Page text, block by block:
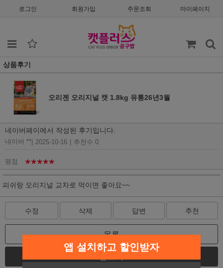
로그인 회원가입 주문조회 마이페이지
상품후기
오리젠 오리지널 캣 1.8kg 유통26년3월
네이버페이에서 작성된 후기입니다.
네이버 ** 2025-10-16 추천수 0
평점 ★★★★★
피쉬랑 오리지널 교차로 먹이면 좋아요~~
수정 삭제 답변 추천
목록
앱 설치하고 할인받자